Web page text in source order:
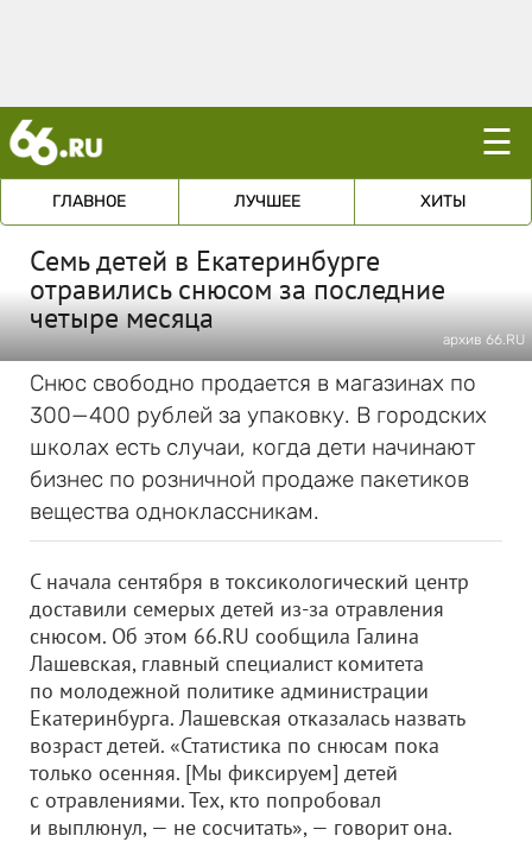
☰
ГЛАВНОЕ ЛУЧШЕЕ ХИТЫ
Семь детей в Екатеринбурге
отравились снюсом за последние
четыре месяца
архив 66.RU
Снюс свободно продается в магазинах по
300—400 рублей за упаковку. В городских
школах есть случаи, когда дети начинают
бизнес по розничной продаже пакетиков
вещества одноклассникам.
С начала сентября в токсикологический центр
доставили семерых детей из-за отравления
снюсом. Об этом 66.RU сообщила Галина
Лашевская, главный специалист комитета
по молодежной политике администрации
Екатеринбурга. Лашевская отказалась назвать
возраст детей. «Статистика по снюсам пока
только осенняя. [Мы фиксируем] детей
с отравлениями. Тех, кто попробовал
и выплюнул, — не сосчитать», — говорит она.